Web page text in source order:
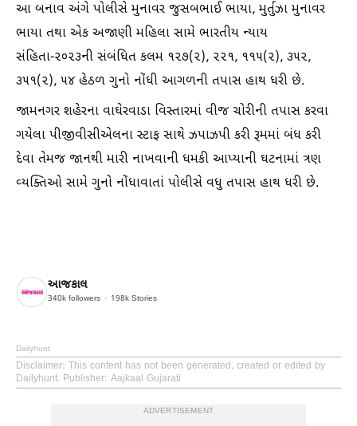
આ બનાવ અંગે પોલીસે મુનાવર જુસબભાઈ ભાયા, મુર્તુઝા મુનાવર
ભાયા તથા એક અજાણી મહિલા સામે ભારતીય ન્યાય
સંહિતા-૨૦૨૩ની સંબંધિત કલમ ૧૨૭(૨), ૨૨૧, ૧૧૫(૨), ૩૫૨,
૩૫૧(૨), ૫૪ હેઠળ ગુનો નોંધી આગળની તપાસ હાથ ધરી છે.
જામનગર શહેરના વાઘેરવાડા વિસ્તારમાં વીજ ચોરીની તપાસ કરવા
ગયેલા પીજીવીસીએલના સ્ટાફ સાથે ઝપાઝપી કરી રૂમમાં બંધ કરી
દેવા તેમજ જાનથી મારી નાખવાની ધમકી આપ્યાની ઘટનામાં ત્રણ
વ્યક્તિઓ સામે ગુનો નોંધાવાતાં પોલીસે વધુ તપાસ હાથ ધરી છે.
આજકાલ
340k followers 198k Stories
Dailyhunt
Disclaimer: This content has not been generated, created or edited by
Dailyhunt. Publisher: Aajkaal Gujarati
ADVERTISEMENT